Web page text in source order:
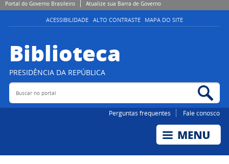
Portal do Governo Brasileiro Atualize sua Barra de Governo
ACESSIBILIDADE ALTO CONTRASTE MAPA DO SITE
Biblioteca
PRESIDÊNCIA DA REPÚBLICA
Buscar no portal
Perguntas frequentes Fale conosco